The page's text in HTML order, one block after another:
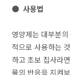
● 사용법
영양제는 대부분
적으로 사용하는
하고 초보 집사라
물의 반응을 지켜